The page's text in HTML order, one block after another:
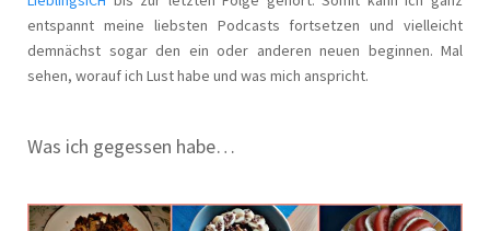
entspannt meine liebsten Podcasts fortsetzen und vielleicht
demnächst sogar den ein oder anderen neuen beginnen. Mal
sehen, worauf ich Lust habe und was mich anspricht.
Was ich gegessen habe…